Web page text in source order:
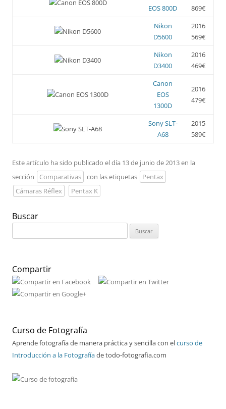
EOS 800D
869€
Nikon
D5600
2016
569€
Nikon
D3400
2016
469€
Canon
EOS
1300D
2016
479€
Sony SLT-
A68
2015
589€
Este artículo ha sido publicado el día 13 de junio de 2013 en la
sección
Comparativas con las etiquetas
Pentax
Cámaras Réflex
Pentax K
Buscar
Compartir
Curso de Fotografía
Aprende fotografía de manera práctica y sencilla con elcurso de
Introducción a la Fotografíade todo-fotografia.com